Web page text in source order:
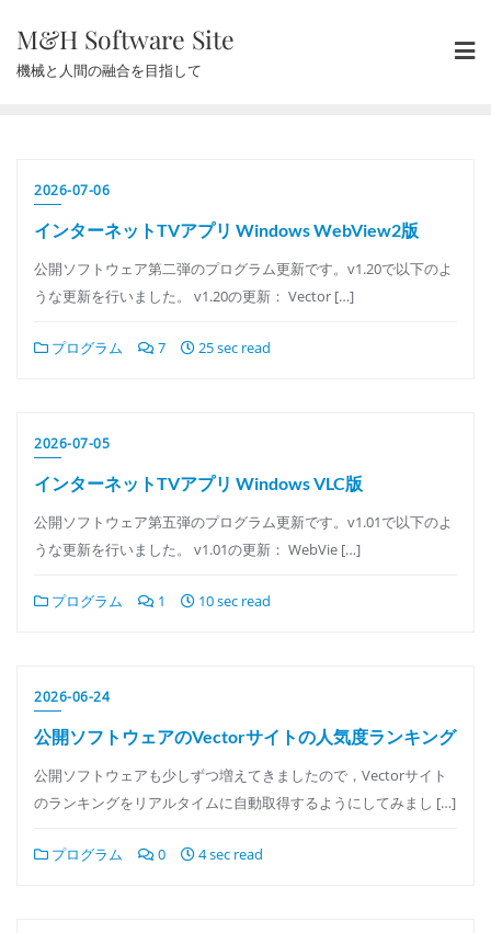
content
M&H Software Site
機械と人間の融合を目指して
2026-07-06
インターネットTVアプリ Windows WebView2版
公開ソフトウェア第二弾のプログラム更新です。v1.20で以下のよ
うな更新を行いました。 v1.20の更新： Vector […]
プログラム 7 25 sec read
2026-07-05
インターネットTVアプリ Windows VLC版
公開ソフトウェア第五弾のプログラム更新です。v1.01で以下のよ
うな更新を行いました。 v1.01の更新： WebVie […]
プログラム 1 10 sec read
2026-06-24
公開ソフトウェアのVectorサイトの人気度ランキング
公開ソフトウェアも少しずつ増えてきましたので，Vectorサイト
のランキングをリアルタイムに自動取得するようにしてみまし […]
プログラム 0 4 sec read